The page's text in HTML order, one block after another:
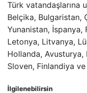
Türk vatandaşlarına
Belçika, Bulgaristan,
Yunanistan, İspanya,
Letonya, Litvanya,
Hollanda,
Sloven, Finlandiya
İlgilenebilirsin